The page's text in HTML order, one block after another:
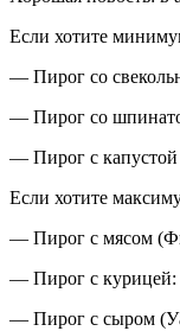
Если хотите
— Пирог со
— Пирог со
— Пирог с капустой
Если хотите
— Пирог с мясом
— Пирог с курицей:
— Пирог с сыром